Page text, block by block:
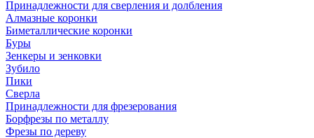
Принадлежности для сверления и долбления
Алмазные коронки
Биметаллические коронки
Буры
Зенкеры и зенковки
Зубило
Пики
Сверла
Принадлежности для фрезерования
Борфрезы по металлу
Фрезы по дереву